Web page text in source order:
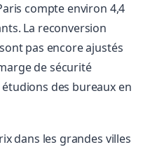
compte environ 4,4
La reconversion
pas encore ajustés
de sécurité
des bureaux en
dans les grandes villes